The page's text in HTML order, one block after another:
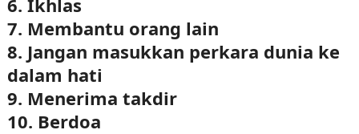
6. Ikhlas
7. Membantu orang lain
8. Jangan masukkan perkara dunia ke
dalam hati
9. Menerima takdir
10. Berdoa